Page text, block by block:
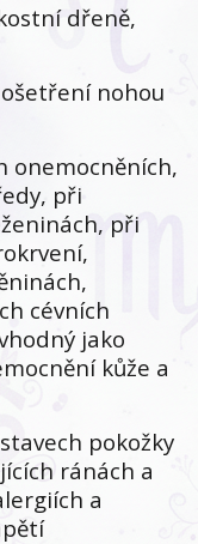
dřeně,
nohou
onemocněních,
při
při
cévních
jako
kůže a
pokožky
ránách a
a